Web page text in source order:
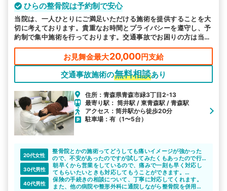
ひらの整骨院は予約制で安心
当院は、一人ひとりにご満足いただける施術を提供することを大
切に考えております。貴重なお時間とプライバシーを遵守し、予
約制で集中施術を行っております。交通事故でお困りの方は当院
へお越しください。
お見舞金最大20,000円支給
交通事故施術の無料相談あり
住所：青森県青森市緑3丁目2-13
最寄り駅： 筒井駅 / 東青森駅 / 青森駅
アクセス：筒井駅から徒歩20分
駐車場：有（1〜5台）
20代女性
整骨院とかの施術ってどうしても痛いイメージが強かった
ので、不安があったのですが試してみたくもあったので行
ってみました。
心配するような事なく、優しい施術でした。
30代男性
朝早くから営業をしているので、痛みで一刻も早く対応し
てもらいたいときも対応してもうことができます。
近くにイオンショッピングセンターがあるので地図をみる
のが苦手でも迷わずみつけられると思います。
40代男性
保険の手続きの相談について、丁寧に対応してくれます。
また、他の病院や整形外科に通院しながら整骨院を併用し